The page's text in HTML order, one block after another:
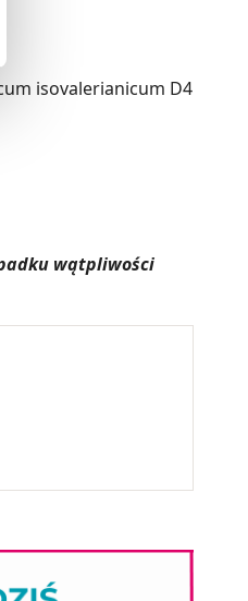
isovalerianicum D4
wątpliwości